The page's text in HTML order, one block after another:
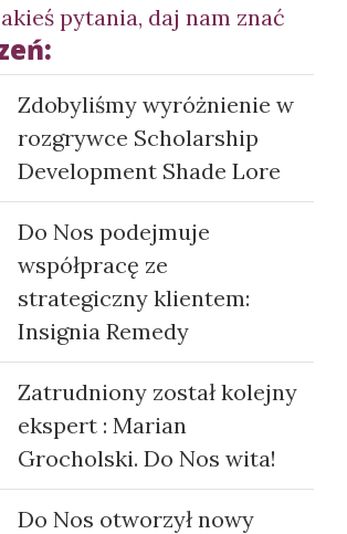
pytania, daj nam znać
Zdobyliśmy wyróżnienie w
rozgrywce Scholarship
Development Shade Lore
Do Nos podejmuje
współpracę ze
strategiczny klientem:
Insignia Remedy
Zatrudniony został kolejny
ekspert : Marian
Grocholski. Do Nos wita!
Do Nos otworzył nowy